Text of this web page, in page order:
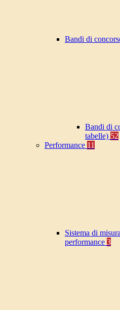
Bandi di
Bandi di
tabelle) 52
Performance 11
Sistema di
performance 3